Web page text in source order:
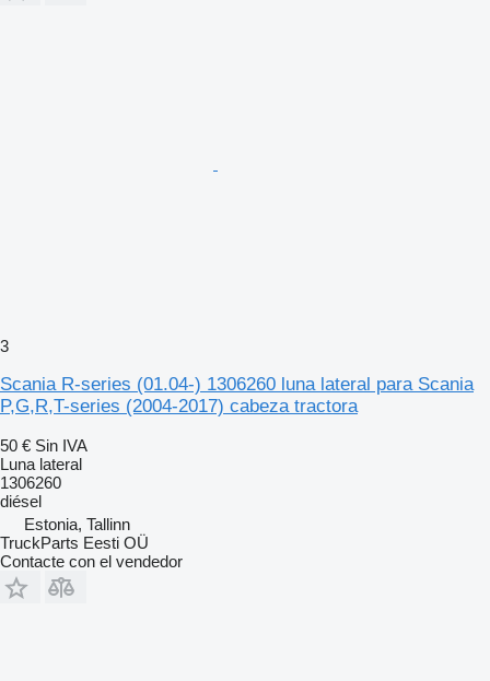
3
Scania R-series (01.04-) 1306260 luna lateral para Scania
P,G,R,T-series (2004-2017) cabeza tractora
50 € Sin IVA
Luna lateral
1306260
diésel
Estonia, Tallinn
TruckParts Eesti OÜ
Contacte con el vendedor